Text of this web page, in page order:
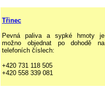
Třinec
Pevná paliva a sypké hmoty je
možno objednat po dohodě na
telefoních číslech:
+420 731 118 505
+420 558 339 081